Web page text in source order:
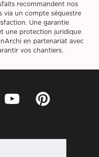
recommandent nos
via un compte séquestre
Une garantie
une protection juridique
en partenariat avec
vos chantiers.